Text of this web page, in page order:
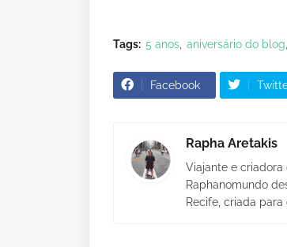
Tags: 5 anos aniversário do blog
Facebook
Rapha Aretakis
Viajante e
Raphanomundo
Recife, criada